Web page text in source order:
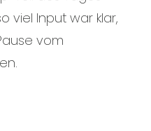
viel Input war klar,
vom